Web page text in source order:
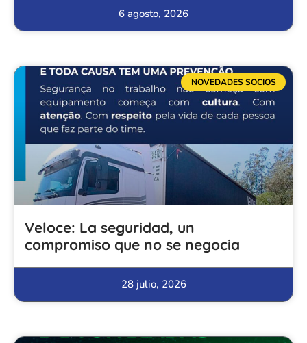
6 agosto, 2026
NOVEDADES SOCIOS
Veloce: La seguridad, un
compromiso que no se negocia
28 julio, 2026